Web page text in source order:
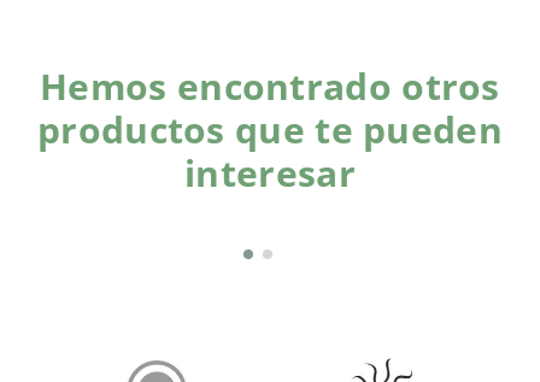
Hemos encontrado otros
productos que te pueden
interesar